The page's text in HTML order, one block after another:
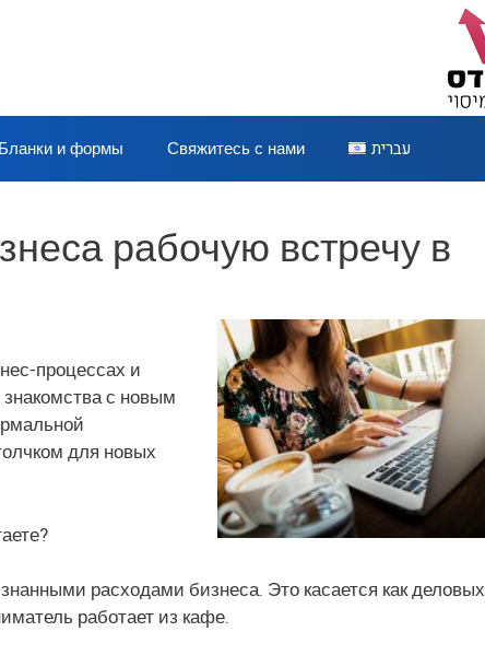
Бланки и формы Свяжитесь с нами עברית
рабочую встречу в
процессах и
с новым
для новых
расходами бизнеса. Это касается как деловых
работает из кафе.